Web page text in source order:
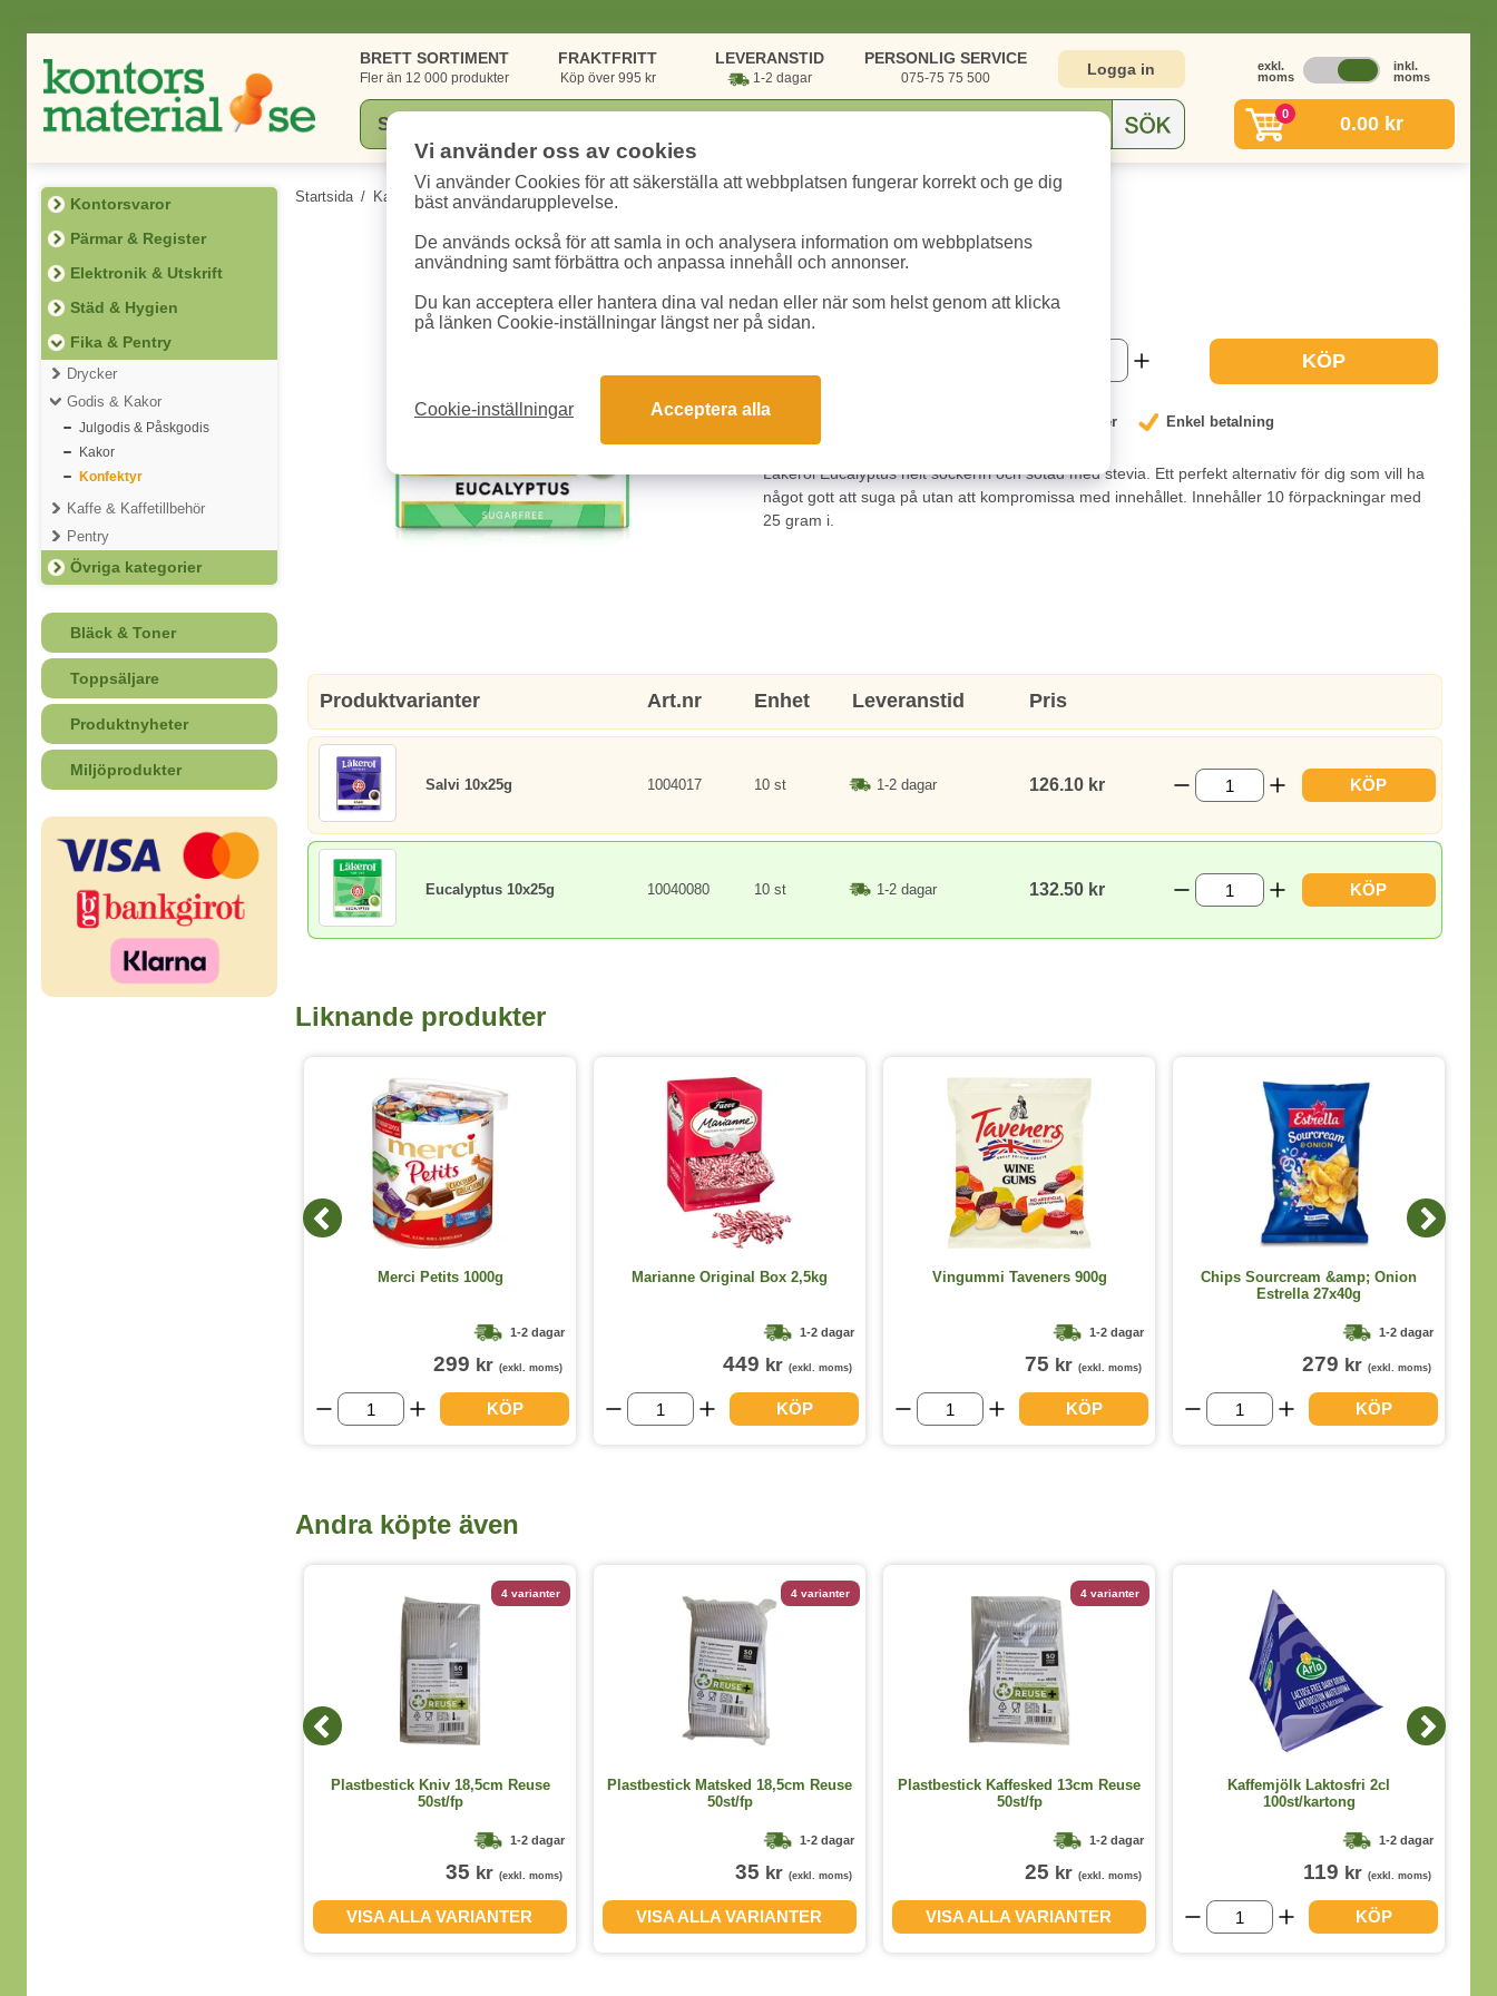
BRETT SORTIMENT
Fler än 12 000 produkter
FRAKTFRITT
Köp över 995 kr
LEVERANSTID
1-2 dagar
PERSONLIG SERVICE
075-75 75 500 Logga in
exkl.
moms
inkl.
moms
0 0.00 kr
Kontorsvaror
Pärmar & Register
Elektronik & Utskrift
Städ & Hygien
Fika & Pentry
Drycker
Godis & Kakor
Julgodis & Påskgodis
Kakor
Konfektyr
Kaffe & Kaffetillbehör
Pentry
Övriga kategorier
Bläck & Toner
Toppsäljare
Produktnyheter
Miljöprodukter
Startsida / Kategorier / Fika & Pentry / Godis & Kakor Läkerol Eucalyptus 10x25g
Läkerol Eucalyptus 10x25g
Art.nr:10040080 Enhet:10 st 1-2 dagar
KÖP
Garanterat låga priser Enkel betalning
Läkerol Eucalyptus helt sockerfri och sötad med stevia. Ett perfekt alternativ för dig som vill ha
något gott att suga på utan att kompromissa med innehållet. Innehåller 10 förpackningar med
25 gram i.
Produktvarianter Art.nr Enhet Leveranstid Pris
Salvi 10x25g 1004017 10 st 1-2 dagar 126.10 kr KÖP
Eucalyptus 10x25g 10040080 10 st 1-2 dagar 132.50 kr KÖP
Liknande produkter
Merci Petits 1000g
1-2 dagar
299 kr (exkl. moms)
KÖP
Marianne Original Box 2,5kg
1-2 dagar
449 kr (exkl. moms)
KÖP
Vingummi Taveners 900g
1-2 dagar
75 kr (exkl. moms)
KÖP
Chips Sourcream &amp; Onion
Estrella 27x40g
1-2 dagar
279 kr (exkl. moms)
KÖP
Andra köpte även
4 varianter
Plastbestick Kniv 18,5cm Reuse
50st/fp
1-2 dagar
35 kr (exkl. moms)
VISA ALLA VARIANTER
4 varianter
Plastbestick Matsked 18,5cm Reuse
50st/fp
1-2 dagar
35 kr (exkl. moms)
VISA ALLA VARIANTER
4 varianter
Plastbestick Kaffesked 13cm Reuse
50st/fp
1-2 dagar
25 kr (exkl. moms)
VISA ALLA VARIANTER
Kaffemjölk Laktosfri 2cl
100st/kartong
1-2 dagar
119 kr (exkl. moms)
KÖP
Vi använder oss av cookies
Vi använder Cookies för att säkerställa att webbplatsen fungerar korrekt och ge dig
bäst användarupplevelse.
De används också för att samla in och analysera information om webbplatsens
användning samt förbättra och anpassa innehåll och annonser.
Du kan acceptera eller hantera dina val nedan eller när som helst genom att klicka
på länken Cookie-inställningar längst ner på sidan.
Cookie-inställningar Acceptera alla